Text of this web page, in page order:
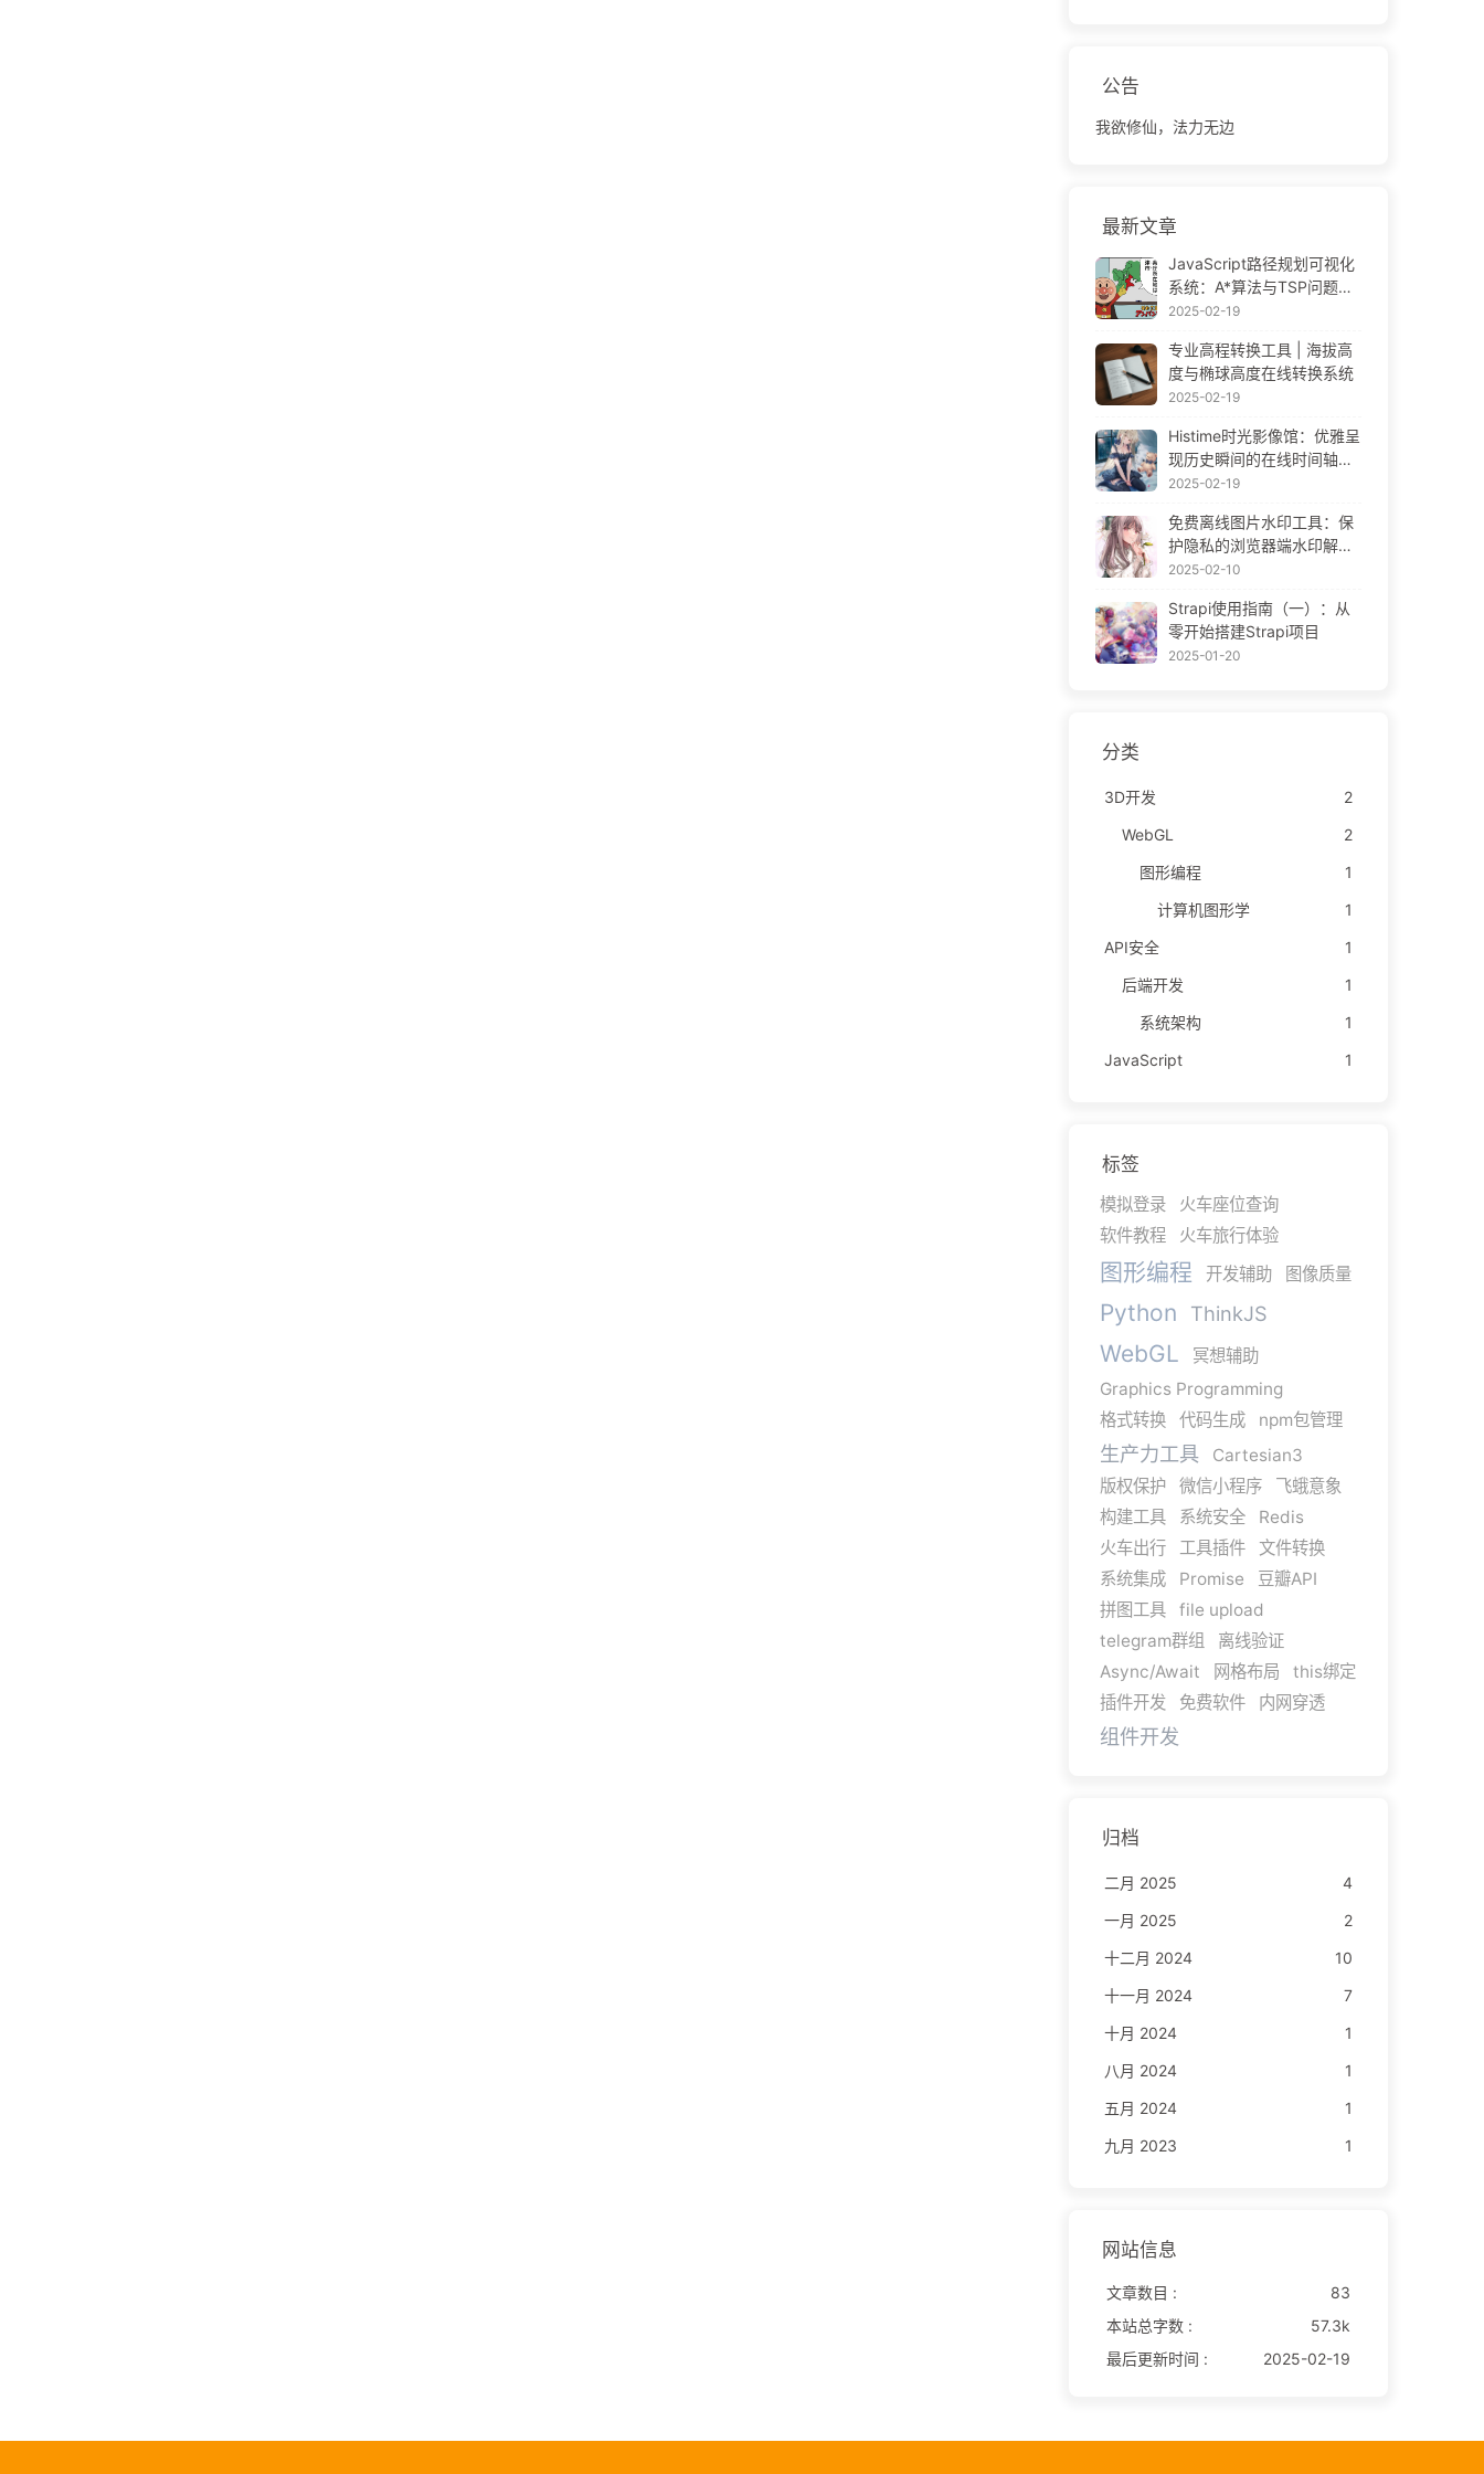
公告
我欲修仙，法力无边
最新文章
JavaScript路径规划可视化
系统：A*算法与TSP问题解
决方案
2025-02-19
专业高程转换工具 | 海拔高
度与椭球高度在线转换系统
2025-02-19
Histime时光影像馆：优雅呈
现历史瞬间的在线时间轴相
册 | Historical Photo Timeli
2025-02-19
免费离线图片水印工具：保
护隐私的浏览器端水印解决
方案 | Free Offline Image
2025-02-10
Strapi使用指南（一）：从
零开始搭建Strapi项目
2025-01-20
分类
3D开发
2
WebGL
2
图形编程
1
计算机图形学
1
API安全
1
后端开发
1
系统架构
1
JavaScript
1
标签
模拟登录
火车座位查询
软件教程
火车旅行体验
图形编程 开发辅助 图像质量
Python ThinkJS
WebGL
冥想辅助
Graphics Programming
格式转换
代码生成 npm包管理
生产力工具
Cartesian3
版权保护
微信小程序
飞蛾意象
构建工具
系统安全
Redis
火车出行
工具插件
文件转换
系统集成
Promise
豆瓣API
拼图工具
file upload
telegram群组
离线验证
Async/Await
网格布局
this绑定
插件开发
免费软件 内网穿透
组件开发
归档
二月 2025
4
一月 2025
2
十二月 2024
10
十一月 2024
7
十月 2024
1
八月 2024
1
五月 2024
1
九月 2023
1
网站信息
文章数目 :
83
本站总字数 :
57.3k
最后更新时间 :
2025-02-19